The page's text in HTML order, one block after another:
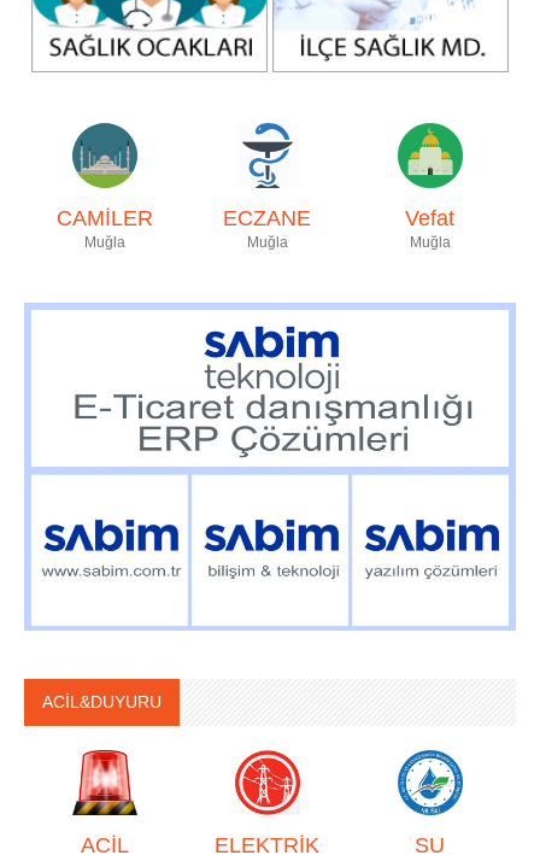
CAMİLER
Muğla
ECZANE
Muğla
Vefat
Muğla
ACİL&DUYURU
ACİL ELEKTRİK SU